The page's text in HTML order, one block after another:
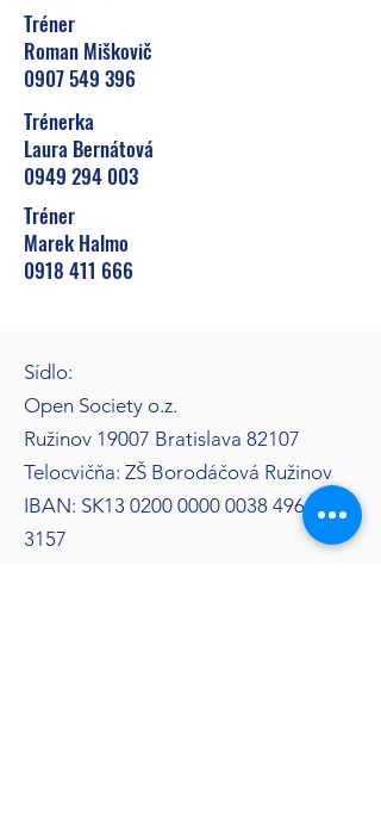
Tréner
Roman Miškovič
0907 549 396
Trénerka
Laura Bernátová
0949 294 003
Tréner
Marek Halmo
0918 411 666
Sídlo:
Open Society o.z.
Ružinov 19007 Bratislava 82107
Telocvičňa: ZŠ Borodáčová Ružinov
IBAN: SK13 0200 0000 0038 4966
3157